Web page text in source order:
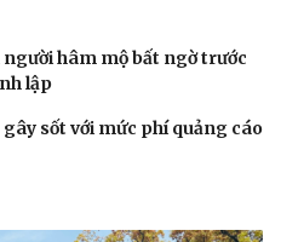
hâm mộ bất ngờ trước
lập
sốt với mức phí quảng cáo